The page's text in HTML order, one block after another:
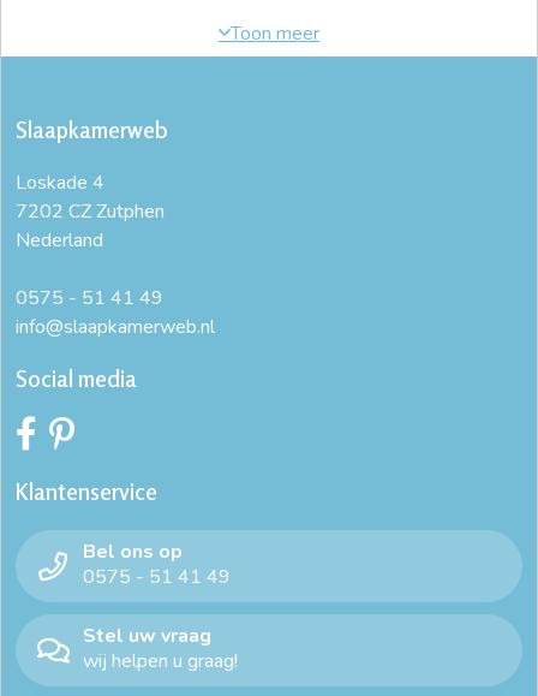
Slaapkamerweb
Loskade 4
7202 CZ Zutphen
Nederland
0575 - 51 41 49
info@slaapkamerweb.nl
Social media
Klantenservice
Bel ons op
0575 - 51 41 49
Stel uw vraag
wij helpen u graag!